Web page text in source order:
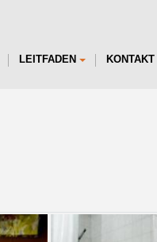
LEITFADEN KONTAKT